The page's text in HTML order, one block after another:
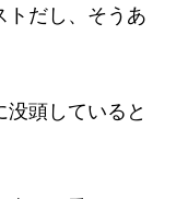
トだし、そうあ
頭していると